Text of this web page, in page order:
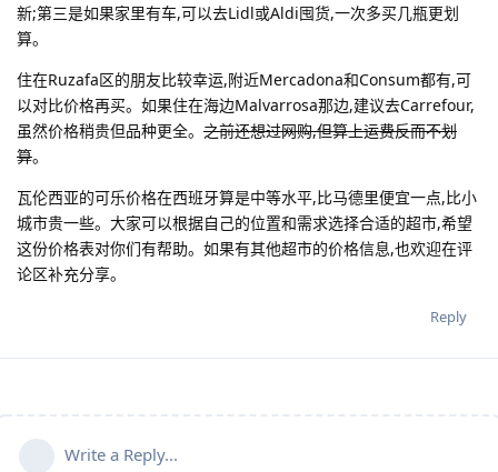
新;第三是如果家里有车,可以去Lidl或Aldi囤货,一次多买几瓶更划
算。
住在Ruzafa区的朋友比较幸运,附近Mercadona和Consum都有,可
以对比价格再买。如果住在海边Malvarrosa那边,建议去Carrefour,
虽然价格稍贵但品种更全。 之前还想过网购,但算上运费反而不划
算。
瓦伦西亚的可乐价格在西班牙算是中等水平,比马德里便宜一点,比小
城市贵一些。大家可以根据自己的位置和需求选择合适的超市,希望
这份价格表对你们有帮助。如果有其他超市的价格信息,也欢迎在评
论区补充分享。
Reply
Write a Reply...